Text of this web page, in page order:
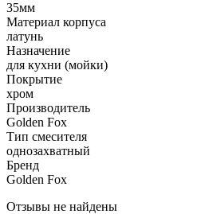
35мм
Материал корпуса
латунь
Назначение
для кухни (мойки)
Покрытие
хром
Производитель
Golden Fox
Тип смесителя
однозахватный
Бренд
Golden Fox
Отзывы не найдены